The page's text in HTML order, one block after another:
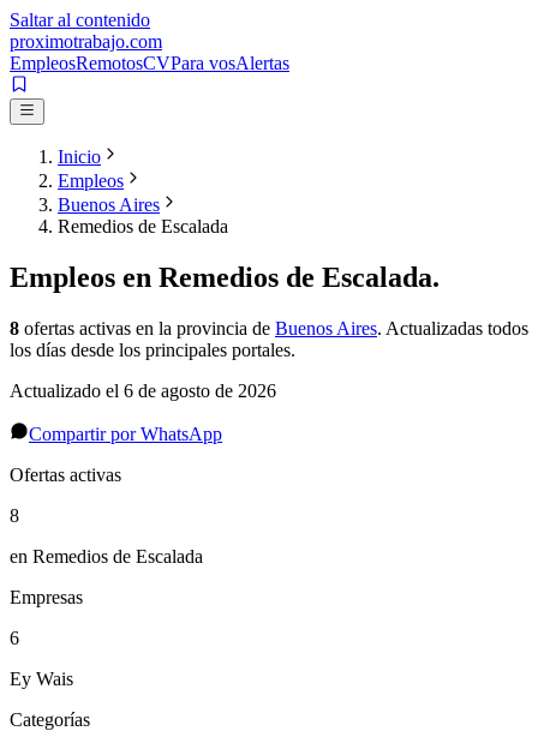
Saltar al contenido
proximotrabajo.com
EmpleosRemotosCVPara vosAlertas
Inicio
Empleos
Buenos Aires
Remedios de Escalada
Empleos en Remedios de Escalada.
8 ofertas activas en la provincia de Buenos Aires. Actualizadas todos
los días desde los principales portales.
Actualizado el 6 de agosto de 2026
Compartir por WhatsApp
Ofertas activas
8
en Remedios de Escalada
Empresas
6
Ey Wais
Categorías